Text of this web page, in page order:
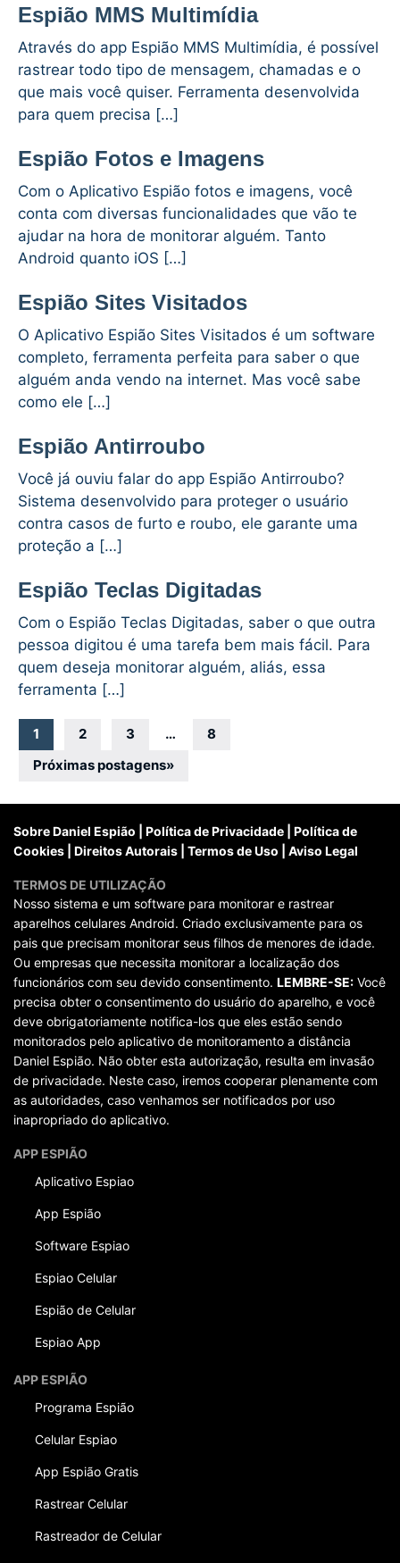
Espião MMS Multimídia
Através do app Espião MMS Multimídia, é possível
rastrear todo tipo de mensagem, chamadas e o
que mais você quiser. Ferramenta desenvolvida
para quem precisa […]
Espião Fotos e Imagens
Com o Aplicativo Espião fotos e imagens, você
conta com diversas funcionalidades que vão te
ajudar na hora de monitorar alguém. Tanto
Android quanto iOS […]
Espião Sites Visitados
O Aplicativo Espião Sites Visitados é um software
completo, ferramenta perfeita para saber o que
alguém anda vendo na internet. Mas você sabe
como ele […]
Espião Antirroubo
Você já ouviu falar do app Espião Antirroubo?
Sistema desenvolvido para proteger o usuário
contra casos de furto e roubo, ele garante uma
proteção a […]
Espião Teclas Digitadas
Com o Espião Teclas Digitadas, saber o que outra
pessoa digitou é uma tarefa bem mais fácil. Para
quem deseja monitorar alguém, aliás, essa
ferramenta […]
Navegação
por
posts
1 2 3 …
8
Próximas postagens»
Sobre Daniel Espião Política de Privacidade
Política de
Cookies
Direitos Autorais Termos de Uso Aviso Legal
TERMOS DE UTILIZAÇÃO
Nosso sistema e um software para monitorar e rastrear
aparelhos celulares Android. Criado exclusivamente para os
pais que precisam monitorar seus filhos de menores de idade.
Ou empresas que necessita monitorar a localização dos
funcionários com seu devido consentimento. LEMBRE-SE: Você
precisa obter o consentimento do usuário do aparelho, e você
deve obrigatoriamente notifica-los que eles estão sendo
monitorados pelo aplicativo de monitoramento a distância
Daniel Espião. Não obter esta autorização, resulta em invasão
de privacidade. Neste caso, iremos cooperar plenamente com
as autoridades, caso venhamos ser notificados por uso
inapropriado do aplicativo.
APP ESPIÃO
Aplicativo Espiao
App Espião
Software Espiao
Espiao Celular
Espião de Celular
Espiao App
APP ESPIÃO
Programa Espião
Celular Espiao
App Espião Gratis
Rastrear Celular
Rastreador de Celular